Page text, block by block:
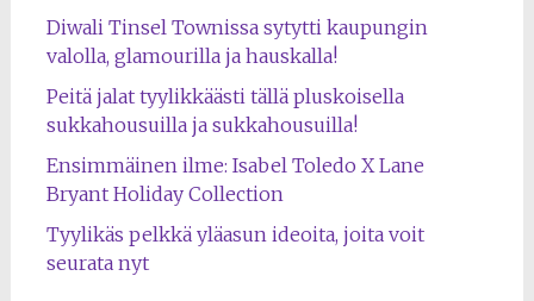
Diwali Tinsel Townissa sytytti kaupungin
valolla, glamourilla ja hauskalla!
Peitä jalat tyylikkäästi tällä pluskoisella
sukkahousuilla ja sukkahousuilla!
Ensimmäinen ilme: Isabel Toledo X Lane
Bryant Holiday Collection
Tyylikäs pelkkä yläasun ideoita, joita voit
seurata nyt